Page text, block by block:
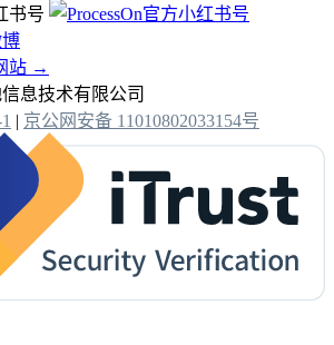
站 →
息技术有限公司
| 京公网安备 11010802033154号